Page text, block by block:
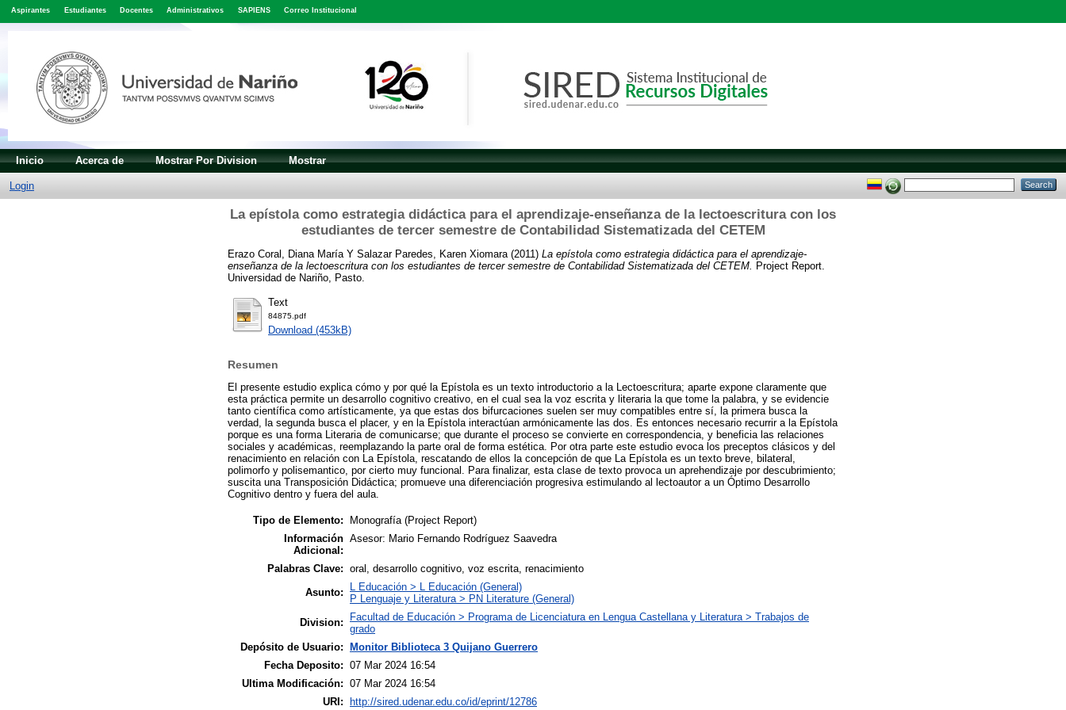
Aspirantes Estudiantes Docentes Administrativos SAPIENS Correo Institucional
Inicio Acerca de Mostrar Por Division Mostrar
Login
La epístola como estrategia didáctica para el aprendizaje-enseñanza de la lectoescritura con los
estudiantes de tercer semestre de Contabilidad Sistematizada del CETEM
Erazo Coral, Diana MaríaY Salazar Paredes, Karen Xiomara(2011) La epístola como estrategia didáctica para el aprendizaje-
enseñanza de la lectoescritura con los estudiantes de tercer semestre de Contabilidad Sistematizada del CETEM. Project Report.
Universidad de Nariño, Pasto.
Text
84875.pdf
Download (453kB)
Resumen
El presente estudio explica cómo y por qué la Epístola es un texto introductorio a la Lectoescritura; aparte expone claramente que
esta práctica permite un desarrollo cognitivo creativo, en el cual sea la voz escrita y literaria la que tome la palabra, y se evidencie
tanto científica como artísticamente, ya que estas dos bifurcaciones suelen ser muy compatibles entre sí, la primera busca la
verdad, la segunda busca el placer, y en la Epístola interactúan armónicamente las dos. Es entonces necesario recurrir a la Epístola
porque es una forma Literaria de comunicarse; que durante el proceso se convierte en correspondencia, y beneficia las relaciones
sociales y académicas, reemplazando la parte oral de forma estética. Por otra parte este estudio evoca los preceptos clásicos y del
renacimiento en relación con La Epístola, rescatando de ellos la concepción de que La Epístola es un texto breve, bilateral,
polimorfo y polisemantico, por cierto muy funcional. Para finalizar, esta clase de texto provoca un aprehendizaje por descubrimiento;
suscita una Transposición Didáctica; promueve una diferenciación progresiva estimulando al lectoautor a un Óptimo Desarrollo
Cognitivo dentro y fuera del aula.
Tipo de Elemento:
Monografía (Project Report)
Información
Adicional:
Asesor: Mario Fernando Rodríguez Saavedra
Palabras Clave: oral, desarrollo cognitivo, voz escrita, renacimiento
Asunto:
L Educación > L Educación (General)
P Lenguaje y Literatura > PN Literature (General)
Division:
Facultad de Educación > Programa de Licenciatura en Lengua Castellana y Literatura > Trabajos de
grado
Depósito de Usuario: Monitor Biblioteca 3 Quijano Guerrero
Fecha Deposito: 07 Mar 2024 16:54
Ultima Modificación: 07 Mar 2024 16:54
URI: http://sired.udenar.edu.co/id/eprint/12786